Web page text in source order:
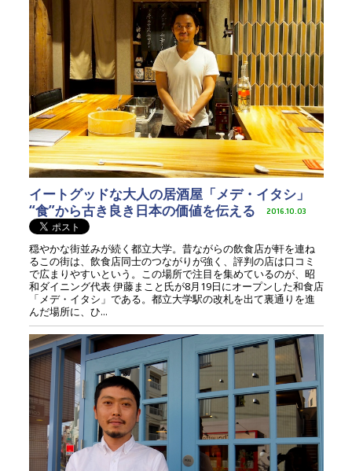
イートグッドな大人の居酒屋「メデ・イタシ」
“食”から古き良き日本の価値を伝える
2016.10.03
穏やかな街並みが続く都立大学。昔ながらの飲食店が軒を連ね
るこの街は、飲食店同士のつながりが強く、評判の店は口コミ
で広まりやすいという。この場所で注目を集めているのが、昭
和ダイニング代表 伊藤まこと氏が8月19日にオープンした和食店
「メデ・イタシ」である。都立大学駅の改札を出て裏通りを進
んだ場所に、ひ...